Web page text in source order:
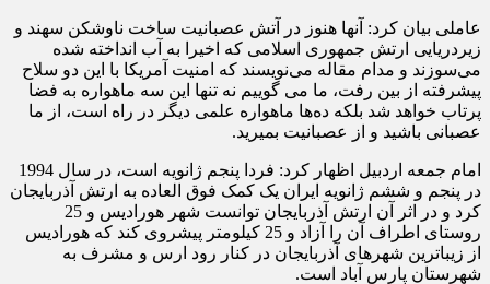
عاملی بیان کرد: آنها هنوز در آتش عصبانیت ساخت ناوشکن سهند و
زیردریایی ارتش جمهوری اسلامی که اخیرا به آب انداخته شده
می‌سوزند و مدام مقاله می‌نویسند که امنیت آمریکا با این دو سلاح
پیشرفته از بین رفت، ما می گوییم نه تنها این سه ماهواره به فضا
پرتاب خواهد شد بلکه ده‌ها ماهواره علمی دیگر در راه است، از ما
عصبانی باشید و از عصبانیت بمیرید.
امام جمعه اردبیل اظهار کرد: فردا پنجم ژانویه است، در سال 1994
در پنجم و ششم ژانویه ایران یک کمک فوق العاده به ارتش آذربایجان
کرد و در اثر آن ارتش آذربایجان توانست شهر هورادیس و 25
روستای اطراف آن را آزاد و 25 کیلومتر پیشروی کند که هورادیس
از زیباترین شهرهای آذربایجان در کنار رود ارس و مشرف به
شهرستان پارس آباد است.